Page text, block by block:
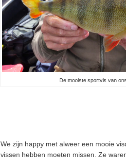
De mooiste sportvis van
We zijn happy met alweer een mooie
vissen hebben moeten missen. Ze